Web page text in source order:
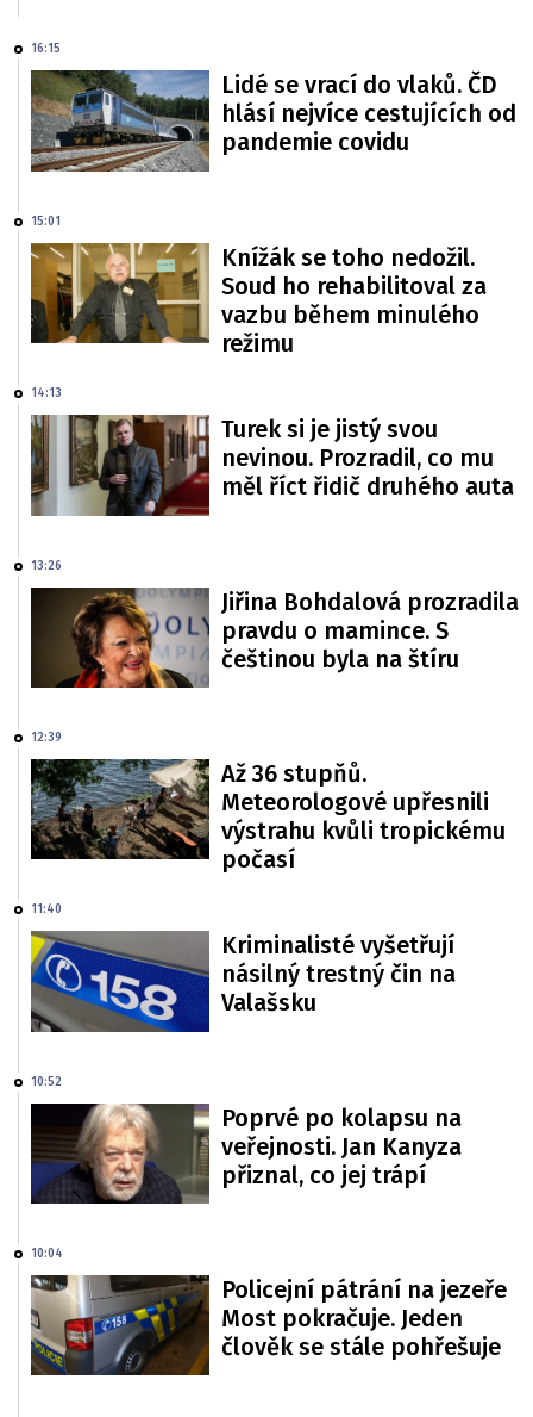
16:15
Lidé se vrací do vlaků. ČD
hlásí nejvíce cestujících od
pandemie covidu
15:01
Knížák se toho nedožil.
Soud ho rehabilitoval za
vazbu během minulého
režimu
14:13
Turek si je jistý svou
nevinou. Prozradil, co mu
měl říct řidič druhého auta
13:26
Jiřina Bohdalová prozradila
pravdu o mamince. S
češtinou byla na štíru
12:39
Až 36 stupňů.
Meteorologové upřesnili
výstrahu kvůli tropickému
počasí
11:40
Kriminalisté vyšetřují
násilný trestný čin na
Valašsku
10:52
Poprvé po kolapsu na
veřejnosti. Jan Kanyza
přiznal, co jej trápí
10:04
Policejní pátrání na jezeře
Most pokračuje. Jeden
člověk se stále pohřešuje